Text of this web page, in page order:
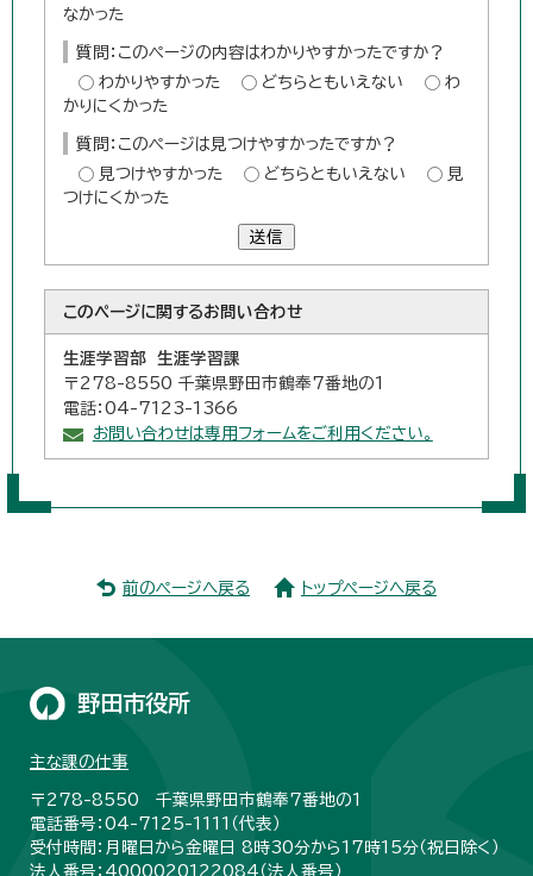
なかった
質問：このページの内容はわかりやすかったですか？
わかりやすかった
どちらともいえない
わ
かりにくかった
質問：このページは見つけやすかったですか？
見つけやすかった
どちらともいえない
見
つけにくかった
送信
このページに関するお問い合わせ
生涯学習部 生涯学習課
〒278-8550 千葉県野田市鶴奉7番地の1
電話：04-7123-1366
お問い合わせは専用フォームをご利用ください。
前のページへ戻る トップページへ戻る
野田市役所
主な課の仕事
〒278-8550 千葉県野田市鶴奉7番地の1
電話番号：04-7125-1111（代表）
受付時間：月曜日から金曜日 8時30分から17時15分（祝日除く）
法人番号：4000020122084（法人番号 ）